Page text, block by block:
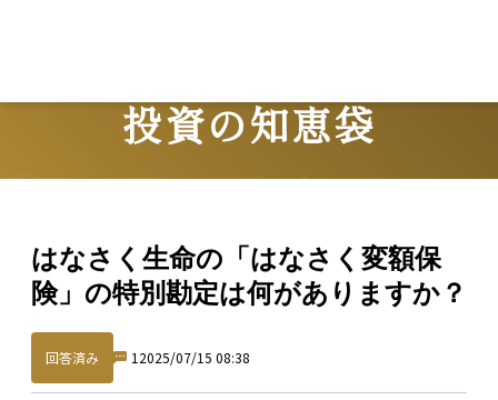
投資の知恵袋
はなさく生命の「はなさく変額保
険」の特別勘定は何がありますか？
回答済み 1 2025/07/15 08:38